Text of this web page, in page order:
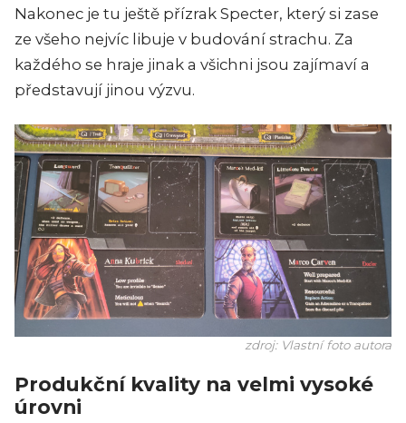
Nakonec je tu ještě přízrak Specter, který si zase
ze všeho nejvíc libuje v budování strachu. Za
každého se hraje jinak a všichni jsou zajímaví a
představují jinou výzvu.
zdroj: Vlastní foto autora
Produkční kvality na velmi vysoké
úrovni